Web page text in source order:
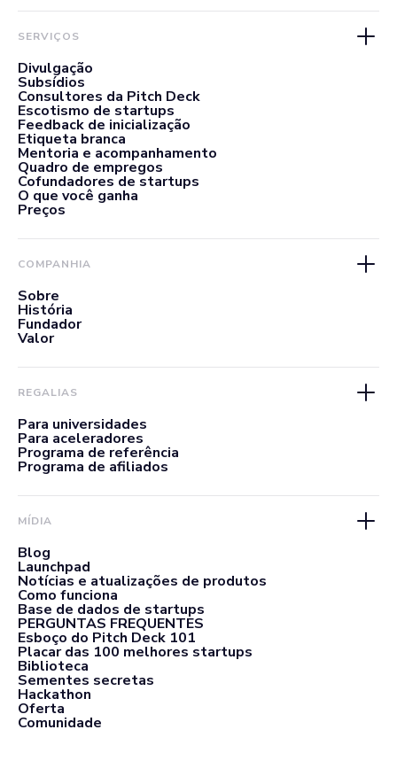
SERVIÇOS
Divulgação
Subsídios
Consultores da Pitch Deck
Escotismo de startups
Feedback de inicialização
Etiqueta branca
Mentoria e acompanhamento
Quadro de empregos
Cofundadores de startups
O que você ganha
Preços
COMPANHIA
Sobre
História
Fundador
Valor
REGALIAS
Para universidades
Para aceleradores
Programa de referência
Programa de afiliados
MÍDIA
Blog
Launchpad
Notícias e atualizações de produtos
Como funciona
Base de dados de startups
PERGUNTAS FREQUENTES
Esboço do Pitch Deck 101
Placar das 100 melhores startups
Biblioteca
Sementes secretas
Hackathon
Oferta
Comunidade